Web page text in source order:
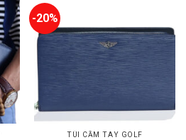
-20%
TÚI CẦM TAY GOLF